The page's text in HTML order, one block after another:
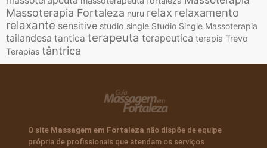
Massoterapia Fortaleza nuru relax relaxamento
relaxante sensitive studio single Studio Single Massoterapia
tailandesa tantica terapeuta terapeutica terapia Trevo
Terapias tântrica
O site Massagem em Fortaleza não dispõe de equipe
própria de profissionais que atendam os serviços